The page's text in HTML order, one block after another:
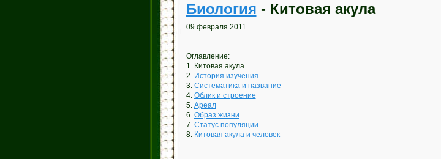
Биология - Китовая акула
09 февраля 2011
Оглавление:
1. Китовая акула
2. История изучения
3. Систематика и название
4. Облик и строение
5. Ареал
6. Образ жизни
7. Статус популяции
8. Китовая акула и человек